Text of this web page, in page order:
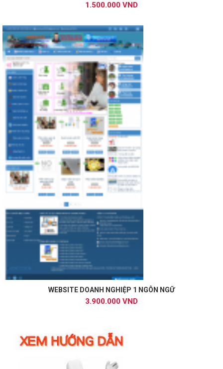
1.500.000 VND
WEBSITE DOANH NGHIỆP 1 NGÔN NGỮ
3.900.000 VND